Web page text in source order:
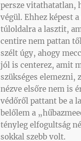
persze vitathatatlan,
végül. Ehhez képest
túloldalra a lasztit,
centire nem pattan
szélt úgy, ahogy
jól is centerez, amit
szükséges elemezni,
nézve elsőre nem is
védőről pattant be a
belőlem a
tényleg elfogultság
sokkal szebb volt.